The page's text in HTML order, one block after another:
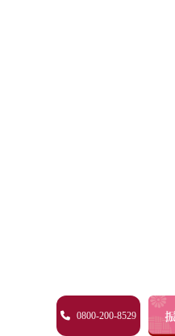
0800-200-8529